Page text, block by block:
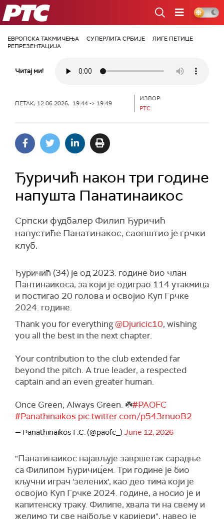
РТС
ЕВРОПСКА ТАКМИЧЕЊА СУПЕРЛИГА СРБИЈЕ
ЛИГЕ ПЕТИЦЕ
РЕПРЕЗЕНТАЦИЈА
Читај ми!
ПЕТАК, 12.06.2026, 19:44 -> 19:49
ИЗВОР:
РТС
Ђуричић након три године
напушта Панатинаикос
Српски фудбалер Филип Ђуричић
напустиће Панатинакос, саопштио је грчки
клуб.
Ђуричић (34) је од 2023. године био члан
Пантинаикоса, за који је одиграо 114 утакмица
и постигао 20 голова и освојио Куп Грчке
2024. године.
Thank you for everything @Djuricic10, wishing
you all the best in the next chapter.
Your contribution to the club extended far
beyond the pitch. A true leader, a respected
captain and an even greater human.
Once Green, Always Green. ☘️#PAOFC
#Panathinaikos pic.twitter.com/p543rnuoB2
— Panathinaikos F.C. (@paofc_) June 12, 2026
"Панатинаикос најављује завршетак сарадње
са Филипом Ђуричиц́ем. Три године је био
кључни играч 'зелених', као део тима који је
освојио Куп Грчке 2024. године, а носио је и
капитенску траку. Филипе, хвала ти на свему и
желимо ти све најбоље у каријери", навео је